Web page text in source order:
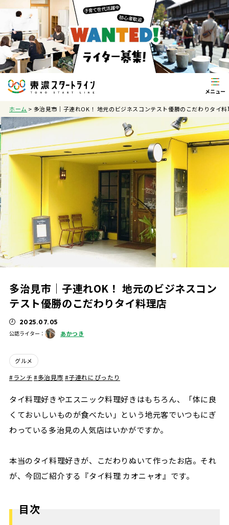
ホーム > 多治見市｜子連れOK！ 地元のビジネスコンテスト優勝のこだわりタイ料
多治見市｜子連れOK！ 地元のビジネスコン
テスト優勝のこだわりタイ料理店
2025.07.05
公認ライター：
あかつき
グルメ
ランチ 多治見市 子連れにぴったり
タイ料理好きやエスニック料理好きはもちろん、「体に良
くておいしいものが食べたい」という地元客でいつもにぎ
わっている多治見の人気店はいかがですか。
本当のタイ料理好きが、こだわりぬいて作ったお店。それ
が、今回ご紹介する『タイ料理 カオニャオ』です。
目次